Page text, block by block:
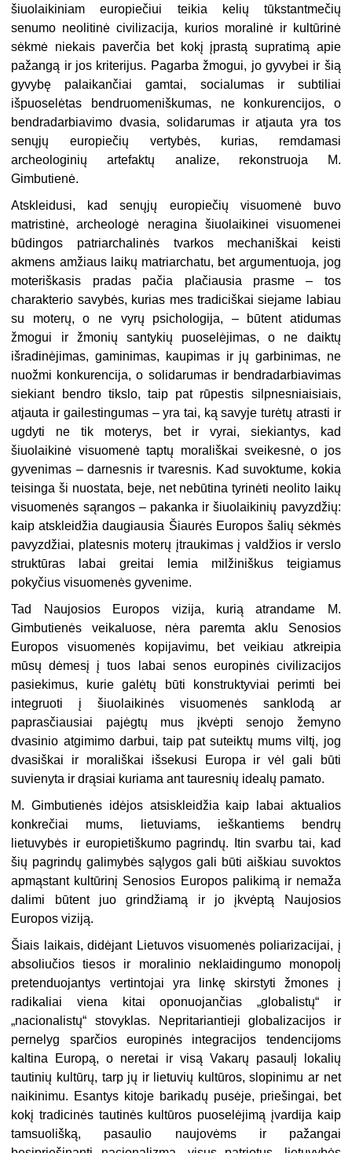
šiuolaikiniam europiečiui teikia kelių tūkstantmečių
senumo neolitinė civilizacija, kurios moralinė ir kultūrinė
sėkmė niekais paverčia bet kokį įprastą supratimą apie
pažangą ir jos kriterijus. Pagarba žmogui, jo gyvybei ir šią
gyvybę palaikančiai gamtai, socialumas ir subtiliai
išpuoselėtas bendruomeniškumas, ne konkurencijos, o
bendradarbiavimo dvasia, solidarumas ir atjauta yra tos
senųjų europiečių vertybės, kurias, remdamasi
archeologinių artefaktų analize, rekonstruoja M.
Gimbutienė.
Atskleidusi, kad senųjų europiečių visuomenė buvo
matristinė, archeologė neragina šiuolaikinei visuomenei
būdingos patriarchalinės tvarkos mechaniškai keisti
akmens amžiaus laikų matriarchatu, bet argumentuoja, jog
moteriškasis pradas pačia plačiausia prasme – tos
charakterio savybės, kurias mes tradiciškai siejame labiau
su moterų, o ne vyrų psichologija, – būtent atidumas
žmogui ir žmonių santykių puoselėjimas, o ne daiktų
išradinėjimas, gaminimas, kaupimas ir jų garbinimas, ne
nuožmi konkurencija, o solidarumas ir bendradarbiavimas
siekiant bendro tikslo, taip pat rūpestis silpnesniaisiais,
atjauta ir gailestingumas – yra tai, ką savyje turėtų atrasti ir
ugdyti ne tik moterys, bet ir vyrai, siekiantys, kad
šiuolaikinė visuomenė taptų morališkai sveikesnė, o jos
gyvenimas – darnesnis ir tvaresnis. Kad suvoktume, kokia
teisinga ši nuostata, beje, net nebūtina tyrinėti neolito laikų
visuomenės sąrangos – pakanka ir šiuolaikinių pavyzdžių:
kaip atskleidžia daugiausia Šiaurės Europos šalių sėkmės
pavyzdžiai, platesnis moterų įtraukimas į valdžios ir verslo
struktūras labai greitai lemia milžiniškus teigiamus
pokyčius visuomenės gyvenime.
Tad Naujosios Europos vizija, kurią atrandame M.
Gimbutienės veikaluose, nėra paremta aklu Senosios
Europos visuomenės kopijavimu, bet veikiau atkreipia
mūsų dėmesį į tuos labai senos europinės civilizacijos
pasiekimus, kurie galėtų būti konstruktyviai perimti bei
integruoti į šiuolaikinės visuomenės sanklodą ar
paprasčiausiai pajėgtų mus įkvėpti senojo žemyno
dvasinio atgimimo darbui, taip pat suteiktų mums viltį, jog
dvasiškai ir morališkai išsekusi Europa ir vėl gali būti
suvienyta ir drąsiai kuriama ant tauresnių idealų pamato.
M. Gimbutienės idėjos atsiskleidžia kaip labai aktualios
konkrečiai mums, lietuviams, ieškantiems bendrų
lietuvybės ir europietiškumo pagrindų. Itin svarbu tai, kad
šių pagrindų galimybės sąlygos gali būti aiškiau suvoktos
apmąstant kultūrinį Senosios Europos palikimą ir nemaža
dalimi būtent juo grindžiamą ir jo įkvėptą Naujosios
Europos viziją.
Šiais laikais, didėjant Lietuvos visuomenės poliarizacijai, į
absoliučios tiesos ir moralinio neklaidingumo monopolį
pretenduojantys vertintojai yra linkę skirstyti žmones į
radikaliai viena kitai oponuojančias „globalistų“ ir
„nacionalistų“ stovyklas. Nepritariantieji globalizacijos ir
pernelyg sparčios europinės integracijos tendencijoms
kaltina Europą, o neretai ir visą Vakarų pasaulį lokalių
tautinių kultūrų, tarp jų ir lietuvių kultūros, slopinimu ar net
naikinimu. Esantys kitoje barikadų pusėje, priešingai, bet
kokį tradicinės tautinės kultūros puoselėjimą įvardija kaip
tamsuolišką, pasaulio naujovėms ir pažangai